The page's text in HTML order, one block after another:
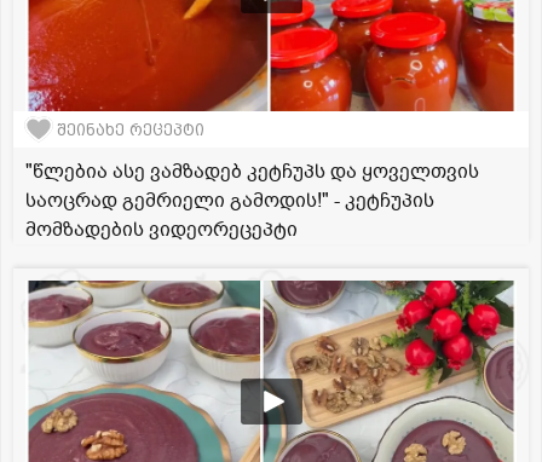
შეინახე რეცეპტი
"წლებია ასე ვამზადებ კეტჩუპს და ყოველთვის
საოცრად გემრიელი გამოდის!" - კეტჩუპის
მომზადების ვიდეორეცეპტი